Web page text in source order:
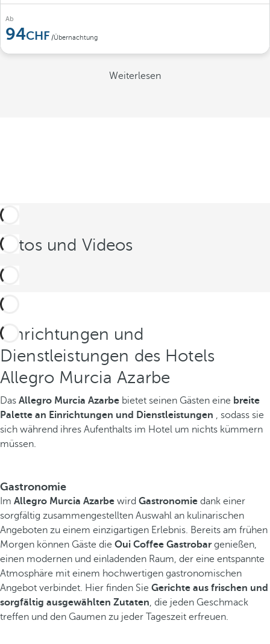
Ab
94 /Übernachtung
Weiterlesen
Fotos und Videos
Einrichtungen und
Dienstleistungen des Hotels
Allegro Murcia Azarbe
Das Allegro Murcia Azarbe bietet seinen Gästen eine breite
Palette an Einrichtungen und Dienstleistungen , sodass sie
sich während ihres Aufenthalts im Hotel um nichts kümmern
müssen.
Gastronomie
Im Allegro Murcia Azarbe wird Gastronomie dank einer
sorgfältig zusammengestellten Auswahl an kulinarischen
Angeboten zu einem einzigartigen Erlebnis. Bereits am frühen
Morgen können Gäste die Oui Coffee Gastrobar genießen,
einen modernen und einladenden Raum, der eine entspannte
Atmosphäre mit einem hochwertigen gastronomischen
Angebot verbindet. Hier finden Sie Gerichte aus frischen und
sorgfältig ausgewählten Zutaten, die jeden Geschmack
treffen und den Gaumen zu jeder Tageszeit erfreuen.